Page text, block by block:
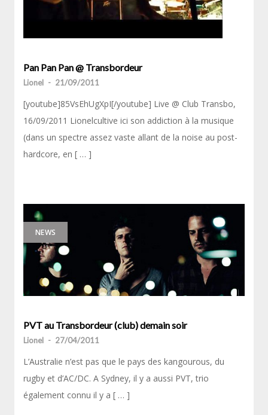
Pan Pan Pan @ Transbordeur
Lionel - 21/09/2011
[youtube]85VsEhUgXpI[/youtube] Live @ Club Transbo,
16/09/2011 Lionelcultive ici son addiction à la musique
(dans un spectre assez vaste allant de la noise au post-
hardcore, en [ … ]
NEWS
PVT au Transbordeur (club) demain soir
Lionel - 27/04/2011
L’Australie n’est pas que le pays des kangourous, du
rugby et d’AC/DC. A Sydney, il y a aussi PVT, trio
également connu il y a [ … ]